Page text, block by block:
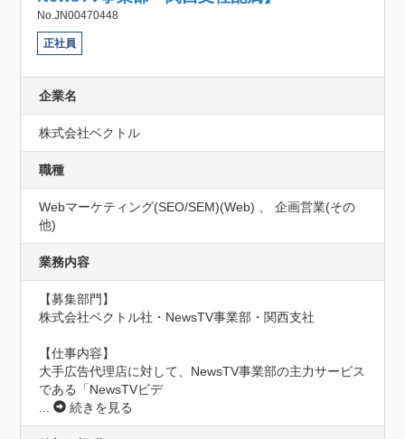
No.JN00470448
正社員
企業名
株式会社ベクトル
職種
Webマーケティング(SEO/SEM)(Web) 、 企画営業(その
他)
業務内容
【募集部門】
株式会社ベクトル社・NewsTV事業部・関西支社
【仕事内容】
大手広告代理店に対して、NewsTV事業部の主力サービス
である「NewsTVビデ
...
続きを見る